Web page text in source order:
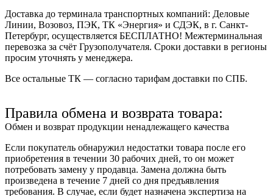
Доставка до терминала транспортных компаний: Деловые
Линии, Возовоз, ПЭК, ТК «Энергия» и СДЭК, в г. Санкт-
Петербург, осуществляется БЕСПЛАТНО! Межтерминальная
перевозка за счёт Грузополучателя. Сроки доставки в регионы
просим уточнять у менеджера.
Все остальные ТК — согласно тарифам доставки по СПБ.
Правила обмена и возврата товара:
Обмен и возврат продукции ненадлежащего качества
Если покупатель обнаружил недостатки товара после его
приобретения в течении 30 рабочих дней, то он может
потребовать замену у продавца. Замена должна быть
произведена в течение 7 дней со дня предъявления
требования. В случае, если будет назначена экспертиза на